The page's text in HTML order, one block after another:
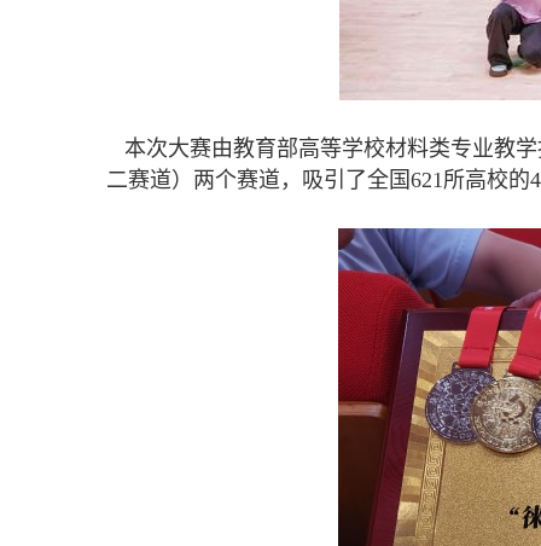
本次大赛由教育部高等学校材料类专业教
二赛道）两个赛道，吸引了全国621所高校